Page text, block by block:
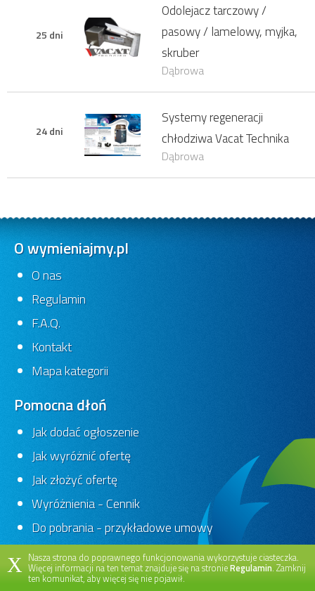
25 dni
Odolejacz tarczowy /
pasowy / lamelowy, myjka,
skruber
Dąbrowa
24 dni
Systemy regeneracji
chłodziwa Vacat Technika
Dąbrowa
O wymieniajmy.pl
O nas
Regulamin
F.A.Q.
Kontakt
Mapa kategorii
Pomocna dłoń
Jak dodać ogłoszenie
Jak wyróżnić ofertę
Jak złożyć ofertę
Wyróżnienia - Cennik
Do pobrania - przykładowe umowy
X Nasza strona do poprawnego funkcjonowania wykorzystuje ciasteczka.
Więcej informacji na ten temat znajduje się na stronieRegulamin. Zamknij
ten komunikat, aby więcej się nie pojawił.